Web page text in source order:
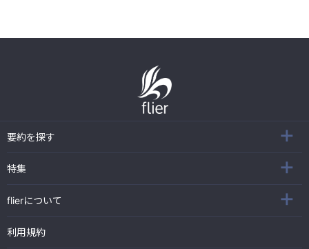
要約を探す
特集
flierについて
利用規約